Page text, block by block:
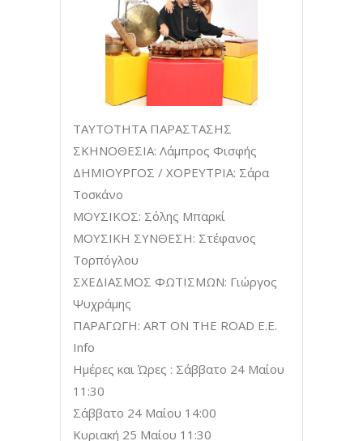
ΤΑΥΤΟΤΗΤΑ ΠΑΡΑΣΤΑΣΗΣ
ΣΚΗΝΟΘΕΣΙΑ: Λάμπρος Φισφής
ΔΗΜΙΟΥΡΓΟΣ / ΧΟΡΕΥΤΡΙΑ: Σάρα
Τοσκάνο
ΜΟΥΣΙΚΟΣ: Σόλης Μπαρκί
ΜΟΥΣΙΚΗ ΣΥΝΘΕΣΗ: Στέφανος
Τορπόγλου
ΣΧΕΔΙΑΣΜΟΣ ΦΩΤΙΣΜΩΝ: Γιώργος
Ψυχράμης
ΠΑΡΑΓΩΓΗ: ART ON THE ROAD E.E.
Info
Ημέρες και Ώρες : Σάββατο 24 Μαίου
11:30
Σάββατο 24 Μαίου 14:00
Κυριακή 25 Μαίου 11:30